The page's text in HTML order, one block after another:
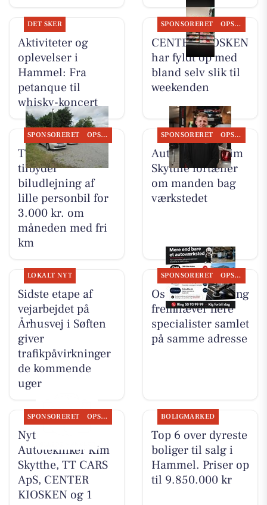
DET SKER
Aktiviteter og
oplevelser i
Hammel: Fra
petanque til
whisky-koncert
SPONSORERET OPSLAGSTAVLEN
CENTER KIOSKEN
har fyldt op med
bland selv slik til
weekenden
SPONSORERET OPSLAGSTAVLEN
TT CARS ApS
tilbyder
biludlejning af
lille personbil for
3.000 kr. om
måneden med fri
km
SPONSORERET OPSLAGSTAVLEN
Autotekniker Kim
Skytthe fortæller
om manden bag
værkstedet
LOKALT NYT
Sidste etape af
vejarbejdet på
Århusvej i Søften
giver
trafikpåvirkninger
de kommende
uger
SPONSORERET OPSLAGSTAVLEN
Oscar Biludlejning
fremhæver flere
specialister samlet
på samme adresse
SPONSORERET OPSLAGSTAVLEN
Nyt fra
Autotekniker Kim
Skytthe, TT CARS
ApS, CENTER
KIOSKEN og 1
BOLIGMARKED
Top 6 over dyreste
boliger til salg i
Hammel. Priser op
til 9.850.000 kr